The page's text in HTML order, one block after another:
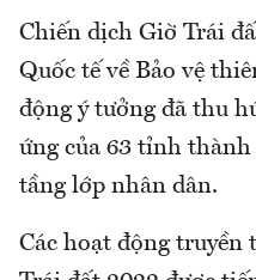
Chiến dịch Giờ Trái
Quốc tế về Bảo vệ
động ý tưởng đã thu
ứng của 63 tỉnh thành
tầng lớp nhân dân.
Các hoạt động truyền